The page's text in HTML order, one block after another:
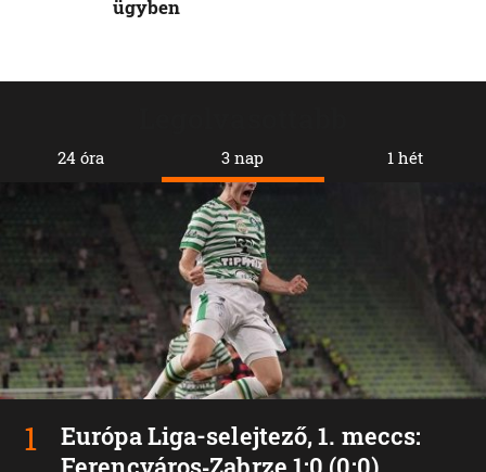
24 óra 3 nap
Európa Liga-selejtező, 1. meccs:
Ferencváros‑Zabrze 1:0 (0:0)
1 hét
ügyben